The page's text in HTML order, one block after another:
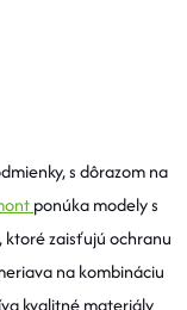
s dôrazom na
ponúka modely s
ktoré zaisťujú ochranu
na kombináciu
kvalitné materiály